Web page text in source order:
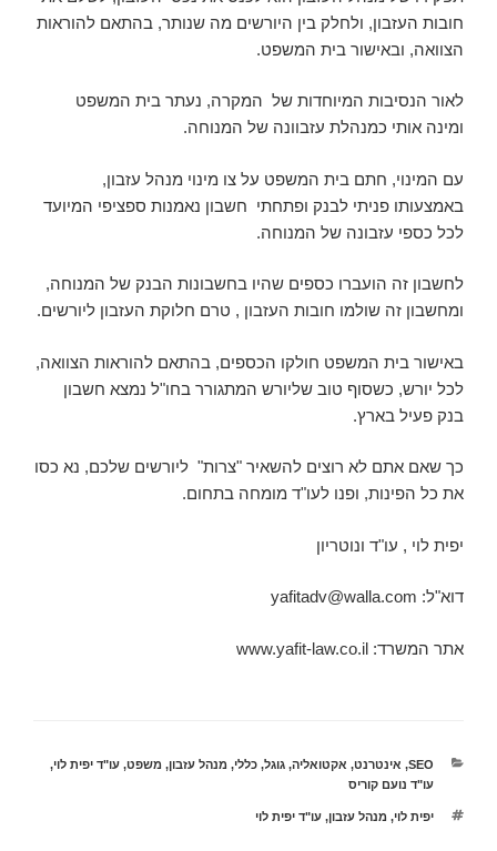
חובות העזבון, ולחלק בין היורשים מה שנותר, בהתאם להוראות
הצוואה, ובאישור בית המשפט.
לאור הנסיבות המיוחדות של המקרה, נעתר בית המשפט
ומינה אותי כמנהלת עזבוונה של המנוחה.
עם המינוי, חתם בית המשפט על צו מינוי מנהל עזבון,
באמצעותו פניתי לבנק ופתחתי חשבון נאמנות ספציפי המיועד
לכל כספי עזבונה של המנוחה.
לחשבון זה הועברו כספים שהיו בחשבונות הבנק של המנוחה,
ומחשבון זה שולמו חובות העזבון , טרם חלוקת העזבון ליורשים.
באישור בית המשפט חולקו הכספים, בהתאם להוראות הצוואה,
לכל יורש, כשסוף טוב שליורש המתגורר בחו"ל נמצא חשבון
בנק פעיל בארץ.
כך שאם אתם לא רוצים להשאיר "צרות" ליורשים שלכם, נא כסו
את כל הפינות, ופנו לעו"ד מומחה בתחום.
יפית לוי , עו"ד ונוטריון
דוא"ל: yafitadv@walla.com
אתר המשרד: www.yafit-law.co.il
קטגוריות
SEO
, אינטרנט, אקטואליה,גוגל,כללי, מנהל עזבון, משפט,עו"ד יפית לוי,
עו"ד נועם קוריס
תגיות
יפית לוי, מנהל עזבון,עו"ד יפית לוי